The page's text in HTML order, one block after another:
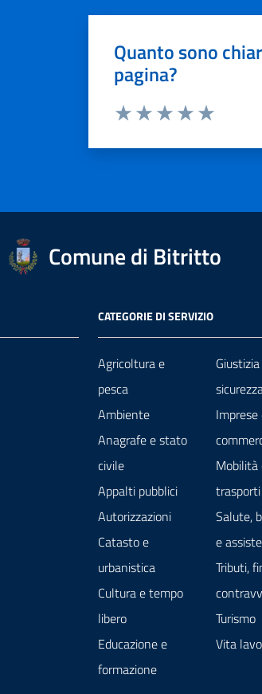
Quanto sono
pagina?
Comune di Bitritto
CATEGORIE DI SERVIZIO
Agricoltura e
pesca
Ambiente
Anagrafe e stato
civile
Appalti pubblici
Autorizzazioni
Catasto e
urbanistica
Cultura e tempo
libero
Educazione e
formazione
Imprese
Mobilità
trasporti
Salute,
e
Tributi,
Turismo
Vita